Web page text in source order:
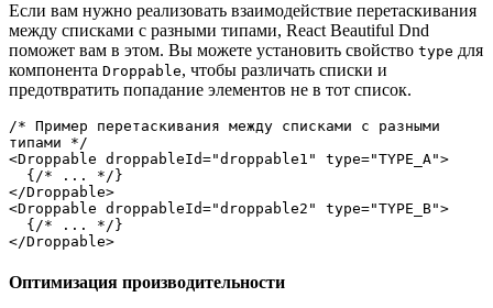
Если вам нужно реализовать взаимодействие перетаскивания
между списками с разными типами, React Beautiful Dnd
поможет вам в этом. Вы можете установить свойство type для
компонента Droppable, чтобы различать списки и
предотвратить попадание элементов не в тот список.
/* Пример перетаскивания между списками с разными
типами */
<Droppable droppableId="droppable1" type="TYPE_A">
  {/* ... */}
</Droppable>
<Droppable droppableId="droppable2" type="TYPE_B">
  {/* ... */}
</Droppable>
Оптимизация производительности